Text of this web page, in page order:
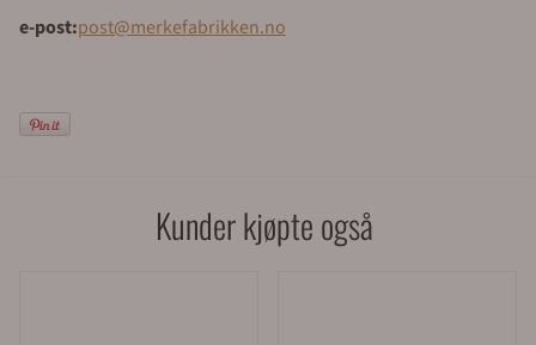
e-post:post@merkefabrikken.no
Kunder kjøpte også